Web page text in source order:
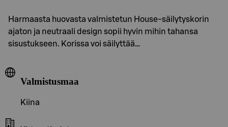
Harmaasta huovasta valmistetun House-säilytyskorin
ajaton ja neutraali design sopii hyvin mihin tahansa
sisustukseen. Korissa voi säilyttää…
Valmistusmaa
Kiina